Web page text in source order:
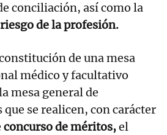
conciliación, así como la
de la profesión.
de una mesa
médico y facultativo
mesa general de
que se realicen, con carácter
concurso de méritos,el